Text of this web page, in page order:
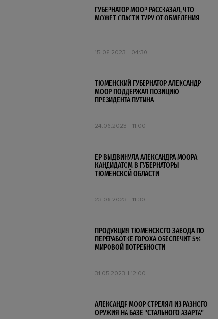
ГУБЕРНАТОР МООР РАССКАЗАЛ, ЧТО
МОЖЕТ СПАСТИ ТУРУ ОТ ОБМЕЛЕНИЯ
15.08.2023 04:30
ТЮМЕНСКИЙ ГУБЕРНАТОР АЛЕКСАНДР
МООР ПОДДЕРЖАЛ ПОЗИЦИЮ
ПРЕЗИДЕНТА ПУТИНА
24.06.2023 11:00
ЕР ВЫДВИНУЛА АЛЕКСАНДРА МООРА
КАНДИДАТОМ В ГУБЕРНАТОРЫ
ТЮМЕНСКОЙ ОБЛАСТИ
23.06.2023 11:30
ПРОДУКЦИЯ ТЮМЕНСКОГО ЗАВОДА ПО
ПЕРЕРАБОТКЕ ГОРОХА ОБЕСПЕЧИТ 5%
МИРОВОЙ ПОТРЕБНОСТИ
31.05.2023 12:00
АЛЕКСАНДР МООР СТРЕЛЯЛ ИЗ РАЗНОГО
ОРУЖИЯ НА БАЗЕ "СТАЛЬНОГО АЗАРТА"